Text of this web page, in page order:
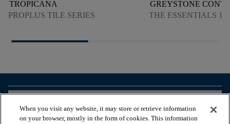
TROPICANA
PROPLUS TILE SERIES
GREYSTONE
THE ESSENTIALS
When you visit any website, it may store or retrieve information
on your browser, mostly in the form of cookies. This information